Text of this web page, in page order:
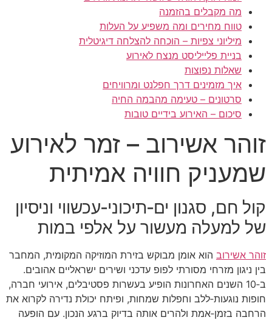
מה מקבלים בהזמנה
טווח מחירים ומה משפיע על העלות
מיליוני צפיות – הוכחה להצלחה דיגיטלית
בניית פלייליסט מנצח לאירוע
שאלות נפוצות
איך מזמינים דרך חפלנט ומרוויחים
סרטונים – טעימה מהבמה החיה
סיכום – האירוע בידיים טובות
זוהר אשירוב – זמר לאירוע
שמעניק חוויה אמיתית
קול חם, סגנון ים‑תיכוני‑עכשווי וניסיון
של למעלה מעשור על אלפי במות
זוהר אשירוב הוא אומן מבוקש בזירת המוזיקה המקומית, המחבר
בין ניגון מזרחי מסורתי לפופ עדכני ושירים ישראליים אהובים.
ב‑10 השנים האחרונות הופיע בעשרות פסטיבלים, אירועי חברה,
חופות נוגעות‑ללב וחפלות שמחות, ופיתח יכולת נדירה לקרוא את
הרחבה בזמן‑אמת ולהרים אותה בדיוק ברגע הנכון. עם הופעה